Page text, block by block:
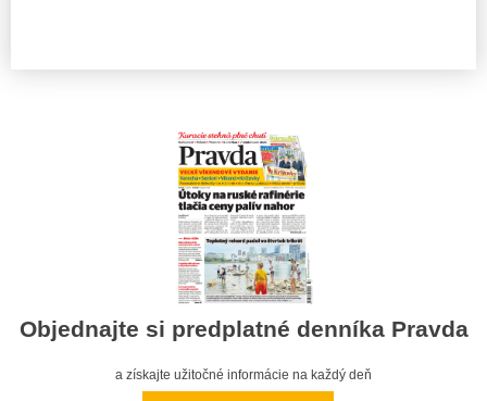
Objednajte si predplatné denníka Pravda
a získajte užitočné informácie na každý deň